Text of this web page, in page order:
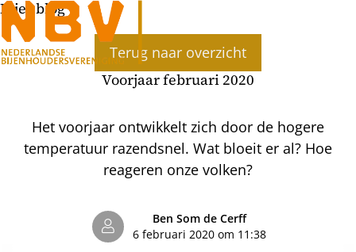
Bijenblog
Terug naar overzicht
Voorjaar februari 2020
Het voorjaar ontwikkelt zich door de hogere
temperatuur razendsnel. Wat bloeit er al? Hoe
reageren onze volken?
Ben Som de Cerff
6 februari 2020 om 11:38